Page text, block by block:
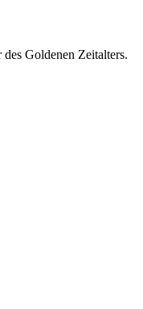
Goldenen Zeitalters.